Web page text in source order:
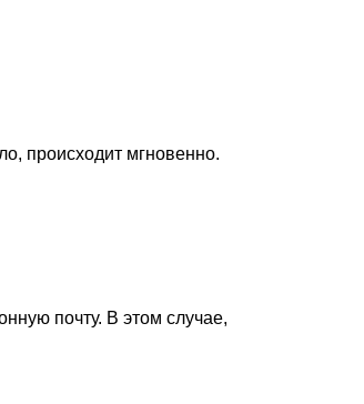
происходит мгновенно.
почту. В этом случае,